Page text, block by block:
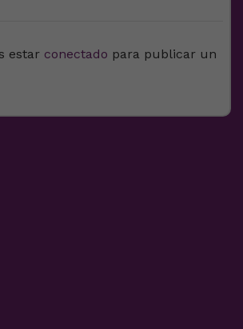
estar conectado para publicar un